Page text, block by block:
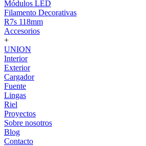
Módulos LED
Filamento Decorativas
R7s 118mm
Accesorios
+
UNION
Interior
Exterior
Cargador
Fuente
Lingas
Riel
Proyectos
Sobre nosotros
Blog
Contacto